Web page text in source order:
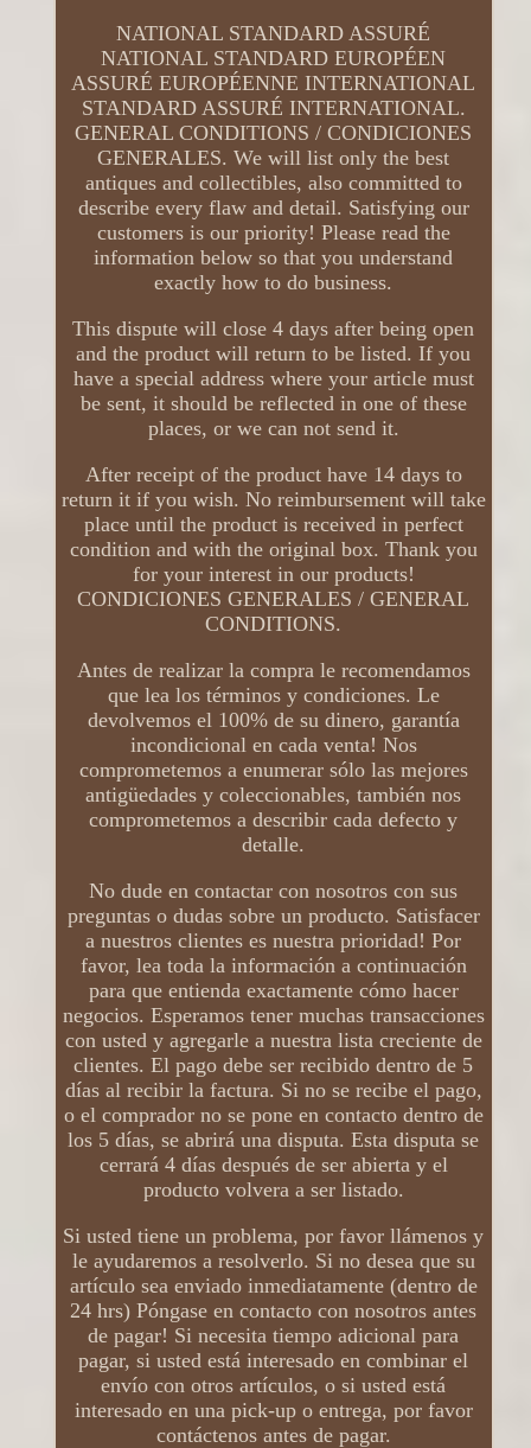
NATIONAL STANDARD ASSURÉ
NATIONAL STANDARD EUROPÉEN
ASSURÉ EUROPÉENNE INTERNATIONAL
STANDARD ASSURÉ INTERNATIONAL.
GENERAL CONDITIONS / CONDICIONES
GENERALES. We will list only the best
antiques and collectibles, also committed to
describe every flaw and detail. Satisfying our
customers is our priority! Please read the
information below so that you understand
exactly how to do business.
This dispute will close 4 days after being open
and the product will return to be listed. If you
have a special address where your article must
be sent, it should be reflected in one of these
places, or we can not send it.
After receipt of the product have 14 days to
return it if you wish. No reimbursement will take
place until the product is received in perfect
condition and with the original box. Thank you
for your interest in our products!
CONDICIONES GENERALES / GENERAL
CONDITIONS.
Antes de realizar la compra le recomendamos
que lea los términos y condiciones. Le
devolvemos el 100% de su dinero, garantía
incondicional en cada venta! Nos
comprometemos a enumerar sólo las mejores
antigüedades y coleccionables, también nos
comprometemos a describir cada defecto y
detalle.
No dude en contactar con nosotros con sus
preguntas o dudas sobre un producto. Satisfacer
a nuestros clientes es nuestra prioridad! Por
favor, lea toda la información a continuación
para que entienda exactamente cómo hacer
negocios. Esperamos tener muchas transacciones
con usted y agregarle a nuestra lista creciente de
clientes. El pago debe ser recibido dentro de 5
días al recibir la factura. Si no se recibe el pago,
o el comprador no se pone en contacto dentro de
los 5 días, se abrirá una disputa. Esta disputa se
cerrará 4 días después de ser abierta y el
producto volvera a ser listado.
Si usted tiene un problema, por favor llámenos y
le ayudaremos a resolverlo. Si no desea que su
artículo sea enviado inmediatamente (dentro de
24 hrs) Póngase en contacto con nosotros antes
de pagar! Si necesita tiempo adicional para
pagar, si usted está interesado en combinar el
envío con otros artículos, o si usted está
interesado en una pick-up o entrega, por favor
contáctenos antes de pagar.